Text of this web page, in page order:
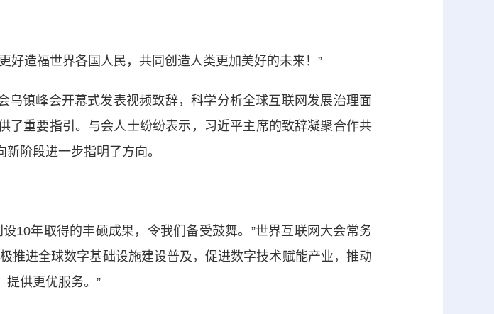
造福世界各国人民，共同创造人类更加美好的未来！”
镇峰会开幕式发表视频致辞，科学分析全球互联网发展治理面
了重要指引。与会人士纷纷表示，习近平主席的致辞凝聚合作共
阶段进一步指明了方向。
年取得的丰硕成果，令我们备受鼓舞。”世界互联网大会常务
推进全球数字基础设施建设普及，促进数字技术赋能产业，推动
提供更优服务。”